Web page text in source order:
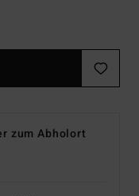
zum Abholort